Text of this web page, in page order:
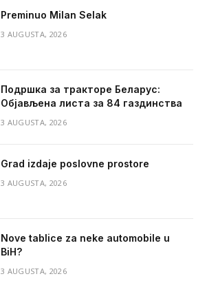
Preminuo Milan Selak
3 AUGUSTA, 2026
Подршка за тракторе Беларус:
Објављена листа за 84 газдинства
3 AUGUSTA, 2026
Grad izdaje poslovne prostore
3 AUGUSTA, 2026
Nove tablice za neke automobile u
BiH?
3 AUGUSTA, 2026